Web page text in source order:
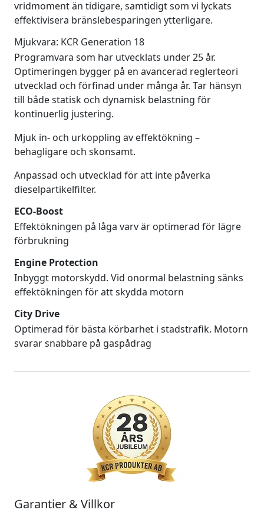
vridmoment än tidigare, samtidigt som vi lyckats
effektivisera bränslebesparingen ytterligare.
Mjukvara: KCR Generation 18
Programvara som har utvecklats under 25 år.
Optimeringen bygger på en avancerad reglerteori
utvecklad och förfinad under många år. Tar hänsyn
till både statisk och dynamisk belastning för
kontinuerlig justering.
Mjuk in- och urkoppling av effektökning –
behagligare och skonsamt.
Anpassad och utvecklad för att inte påverka
dieselpartikelfilter.
ECO-Boost
Effektökningen på låga varv är optimerad för lägre
förbrukning
Engine Protection
Inbyggt motorskydd. Vid onormal belastning sänks
effektökningen för att skydda motorn
City Drive
Optimerad för bästa körbarhet i stadstrafik. Motorn
svarar snabbare på gaspådrag
Garantier & Villkor